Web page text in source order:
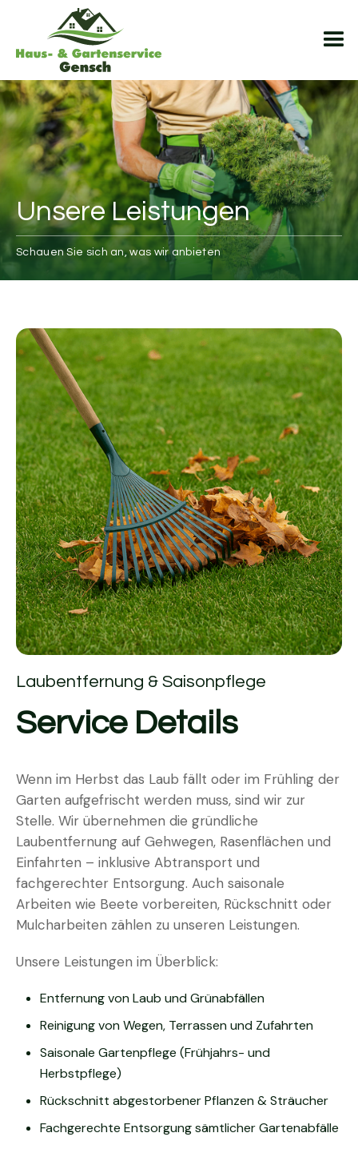
Unsere Leistungen
Schauen Sie sich an, was wir anbieten
Laubentfernung & Saisonpflege
Service Details
Wenn im Herbst das Laub fällt oder im Frühling der
Garten aufgefrischt werden muss, sind wir zur
Stelle. Wir übernehmen die gründliche
Laubentfernung auf Gehwegen, Rasenflächen und
Einfahrten – inklusive Abtransport und
fachgerechter Entsorgung. Auch saisonale
Arbeiten wie Beete vorbereiten, Rückschnitt oder
Mulcharbeiten zählen zu unseren Leistungen.
Unsere Leistungen im Überblick:
Entfernung von Laub und Grünabfällen
Reinigung von Wegen, Terrassen und Zufahrten
Saisonale Gartenpflege (Frühjahrs- und
Herbstpflege)
Rückschnitt abgestorbener Pflanzen & Sträucher
Fachgerechte Entsorgung sämtlicher Gartenabfälle